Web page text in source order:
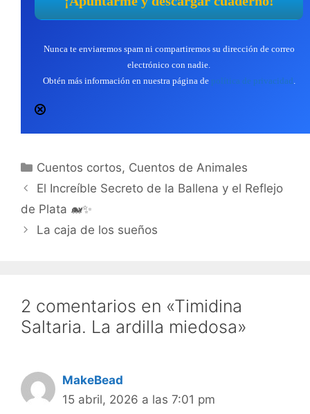
Nunca te enviaremos spam ni compartiremos su dirección de correo
electrónico con nadie.
Obtén más información en nuestra página de política de privacidad.
Categorías
Cuentos cortos, Cuentos de Animales
El Increíble Secreto de la Ballena y el Reflejo
de Plata 🐋✨
La caja de los sueños
2 comentarios en «Timidina
Saltaria. La ardilla miedosa»
MakeBead
15 abril, 2026 a las 7:01 pm